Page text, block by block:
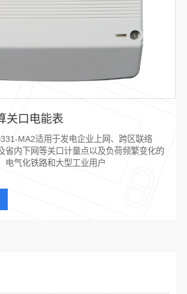
关口电能表
MA2适用于发电企业上网、跨区联络
省内下网等关口计量点以及负荷频繁变化的
电气化铁路和大型工业用户